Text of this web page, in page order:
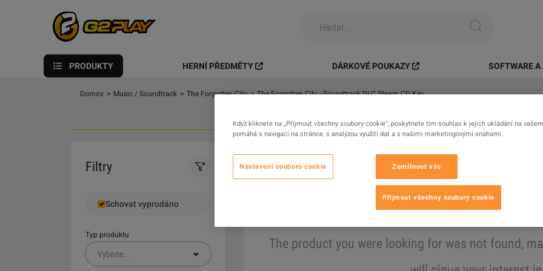
PRODUKTY HERNÍ PŘEDMĚTY DÁRKOVÉ POUKAZY SOFTWARE
Domov > Music / Soundtrack > The Forgotten City > The Forgotten City - Soundtrack DLC Steam CD Key
Vše Digitální Produkty
Filtry
Schovat vyprodáno
Typ produktu
Vyberte
0 Nalezené výsledky
The product you were looking for was not found,
Když kliknete na „Přijmout všechny soubory cookie“, poskytnete tím souhlas k jejich ukládání na
pomáhá s navigací na stránce, s analýzou využití dat a s našimi marketingovými snahami.
Nastavení souborů cookie Zamítnout vše
Přijmout všechny soubory cookie